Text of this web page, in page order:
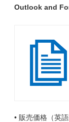
Outlook and
• 販売価格（英